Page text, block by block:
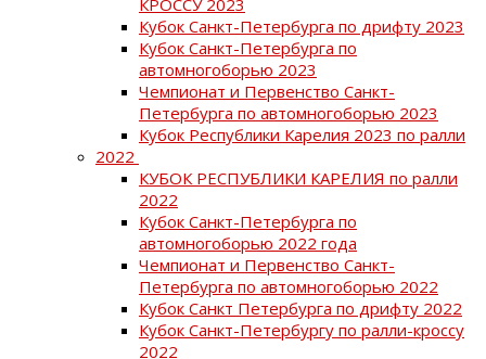
Кубок Санкт-Петербурга по дрифту 2023
Кубок Санкт-Петербурга по
автомногоборью 2023
Чемпионат и Первенство Санкт-
Петербурга по автомногоборью 2023
Кубок Республики Карелия 2023 по ралли
2022
КУБОК РЕСПУБЛИКИ КАРЕЛИЯ по ралли
2022
Кубок Санкт-Петербурга по
автомногоборью 2022 года
Чемпионат и Первенство Санкт-
Петербурга по автомногоборью 2022
Кубок Санкт Петербурга по дрифту 2022
Кубок Санкт-Петербургу по ралли-кроссу
2022